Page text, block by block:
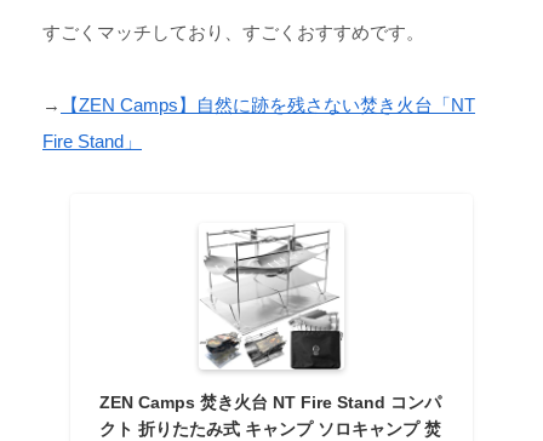
すごくマッチしており、すごくおすすめです。
→
【ZEN Camps】自然に跡を残さない焚き火台「NT
Fire Stand」
ZEN Camps 焚き火台 NT Fire Stand コンパ
クト 折りたたみ式 キャンプ ソロキャンプ 焚